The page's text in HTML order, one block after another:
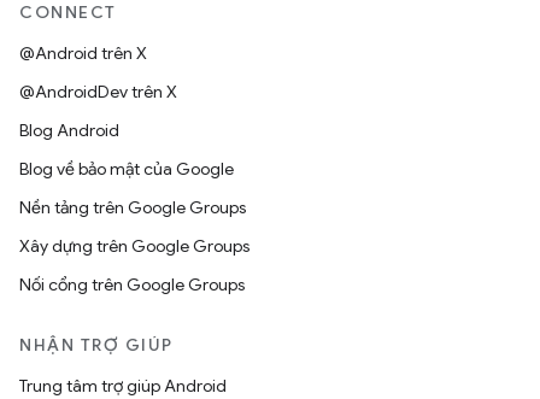
CONNECT
@Android trên X
@AndroidDev trên X
Blog Android
Blog về bảo mật của Google
Nền tảng trên Google Groups
Xây dựng trên Google Groups
Nối cổng trên Google Groups
NHẬN TRỢ GIÚP
Trung tâm trợ giúp Android